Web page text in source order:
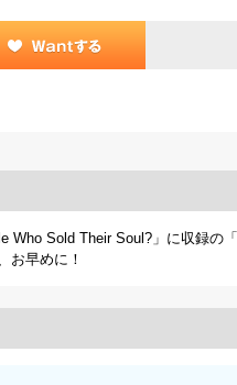
Who Sold Their Soul?」に収録の
お早めに！